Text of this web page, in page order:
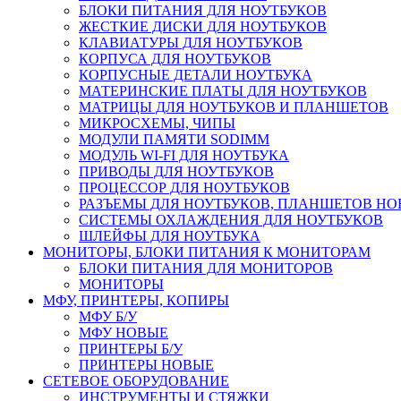
БЛОКИ ПИТАНИЯ ДЛЯ НОУТБУКОВ
ЖЕСТКИЕ ДИСКИ ДЛЯ НОУТБУКОВ
КЛАВИАТУРЫ ДЛЯ НОУТБУКОВ
КОРПУСА ДЛЯ НОУТБУКОВ
КОРПУСНЫЕ ДЕТАЛИ НОУТБУКА
МАТЕРИНСКИЕ ПЛАТЫ ДЛЯ НОУТБУКОВ
МАТРИЦЫ ДЛЯ НОУТБУКОВ И ПЛАНШЕТОВ
МИКРОСХЕМЫ, ЧИПЫ
МОДУЛИ ПАМЯТИ SODIMM
МОДУЛЬ WI-FI ДЛЯ НОУТБУКА
ПРИВОДЫ ДЛЯ НОУТБУКОВ
ПРОЦЕССОР ДЛЯ НОУТБУКОВ
РАЗЪЕМЫ ДЛЯ НОУТБУКОВ, ПЛАНШЕТОВ
СИСТЕМЫ ОХЛАЖДЕНИЯ ДЛЯ НОУТБУКОВ
ШЛЕЙФЫ ДЛЯ НОУТБУКА
МОНИТОРЫ, БЛОКИ ПИТАНИЯ К МОНИТОРАМ
БЛОКИ ПИТАНИЯ ДЛЯ МОНИТОРОВ
МОНИТОРЫ
МФУ, ПРИНТЕРЫ, КОПИРЫ
МФУ Б/У
МФУ НОВЫЕ
ПРИНТЕРЫ Б/У
ПРИНТЕРЫ НОВЫЕ
СЕТЕВОЕ ОБОРУДОВАНИЕ
ИНСТРУМЕНТЫ И СТЯЖКИ